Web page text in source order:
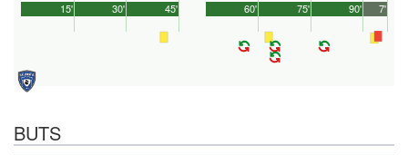
45'
15' 30' 90'
60' 75' 7'
BUTS